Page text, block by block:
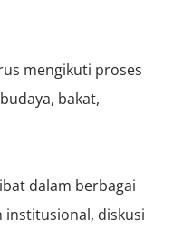
mengikuti proses
bakat,
dalam berbagai
institusional, diskusi